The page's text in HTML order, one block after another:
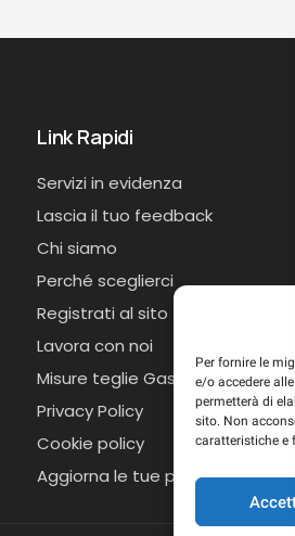
Per fornire le
e/o accedere
permetterà di
sito. Non
caratteristiche e
Link Rapidi
Servizi in evidenza
Lascia il tuo feedback
Chi siamo
Perché sceglierci
Registrati al sito
Lavora con noi
Misure teglie Gastronorm
Privacy Policy
Cookie policy
Aggiorna le tue preferenze di